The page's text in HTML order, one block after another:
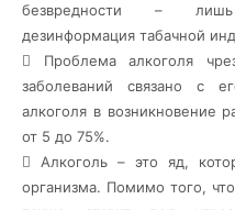
безвредности – лишь
дезинформация табачной
 Проблема алкоголя
заболеваний связано с
алкоголя в возникновение
от 5 до 75%.
 Алкоголь – это яд,
организма. Помимо того,